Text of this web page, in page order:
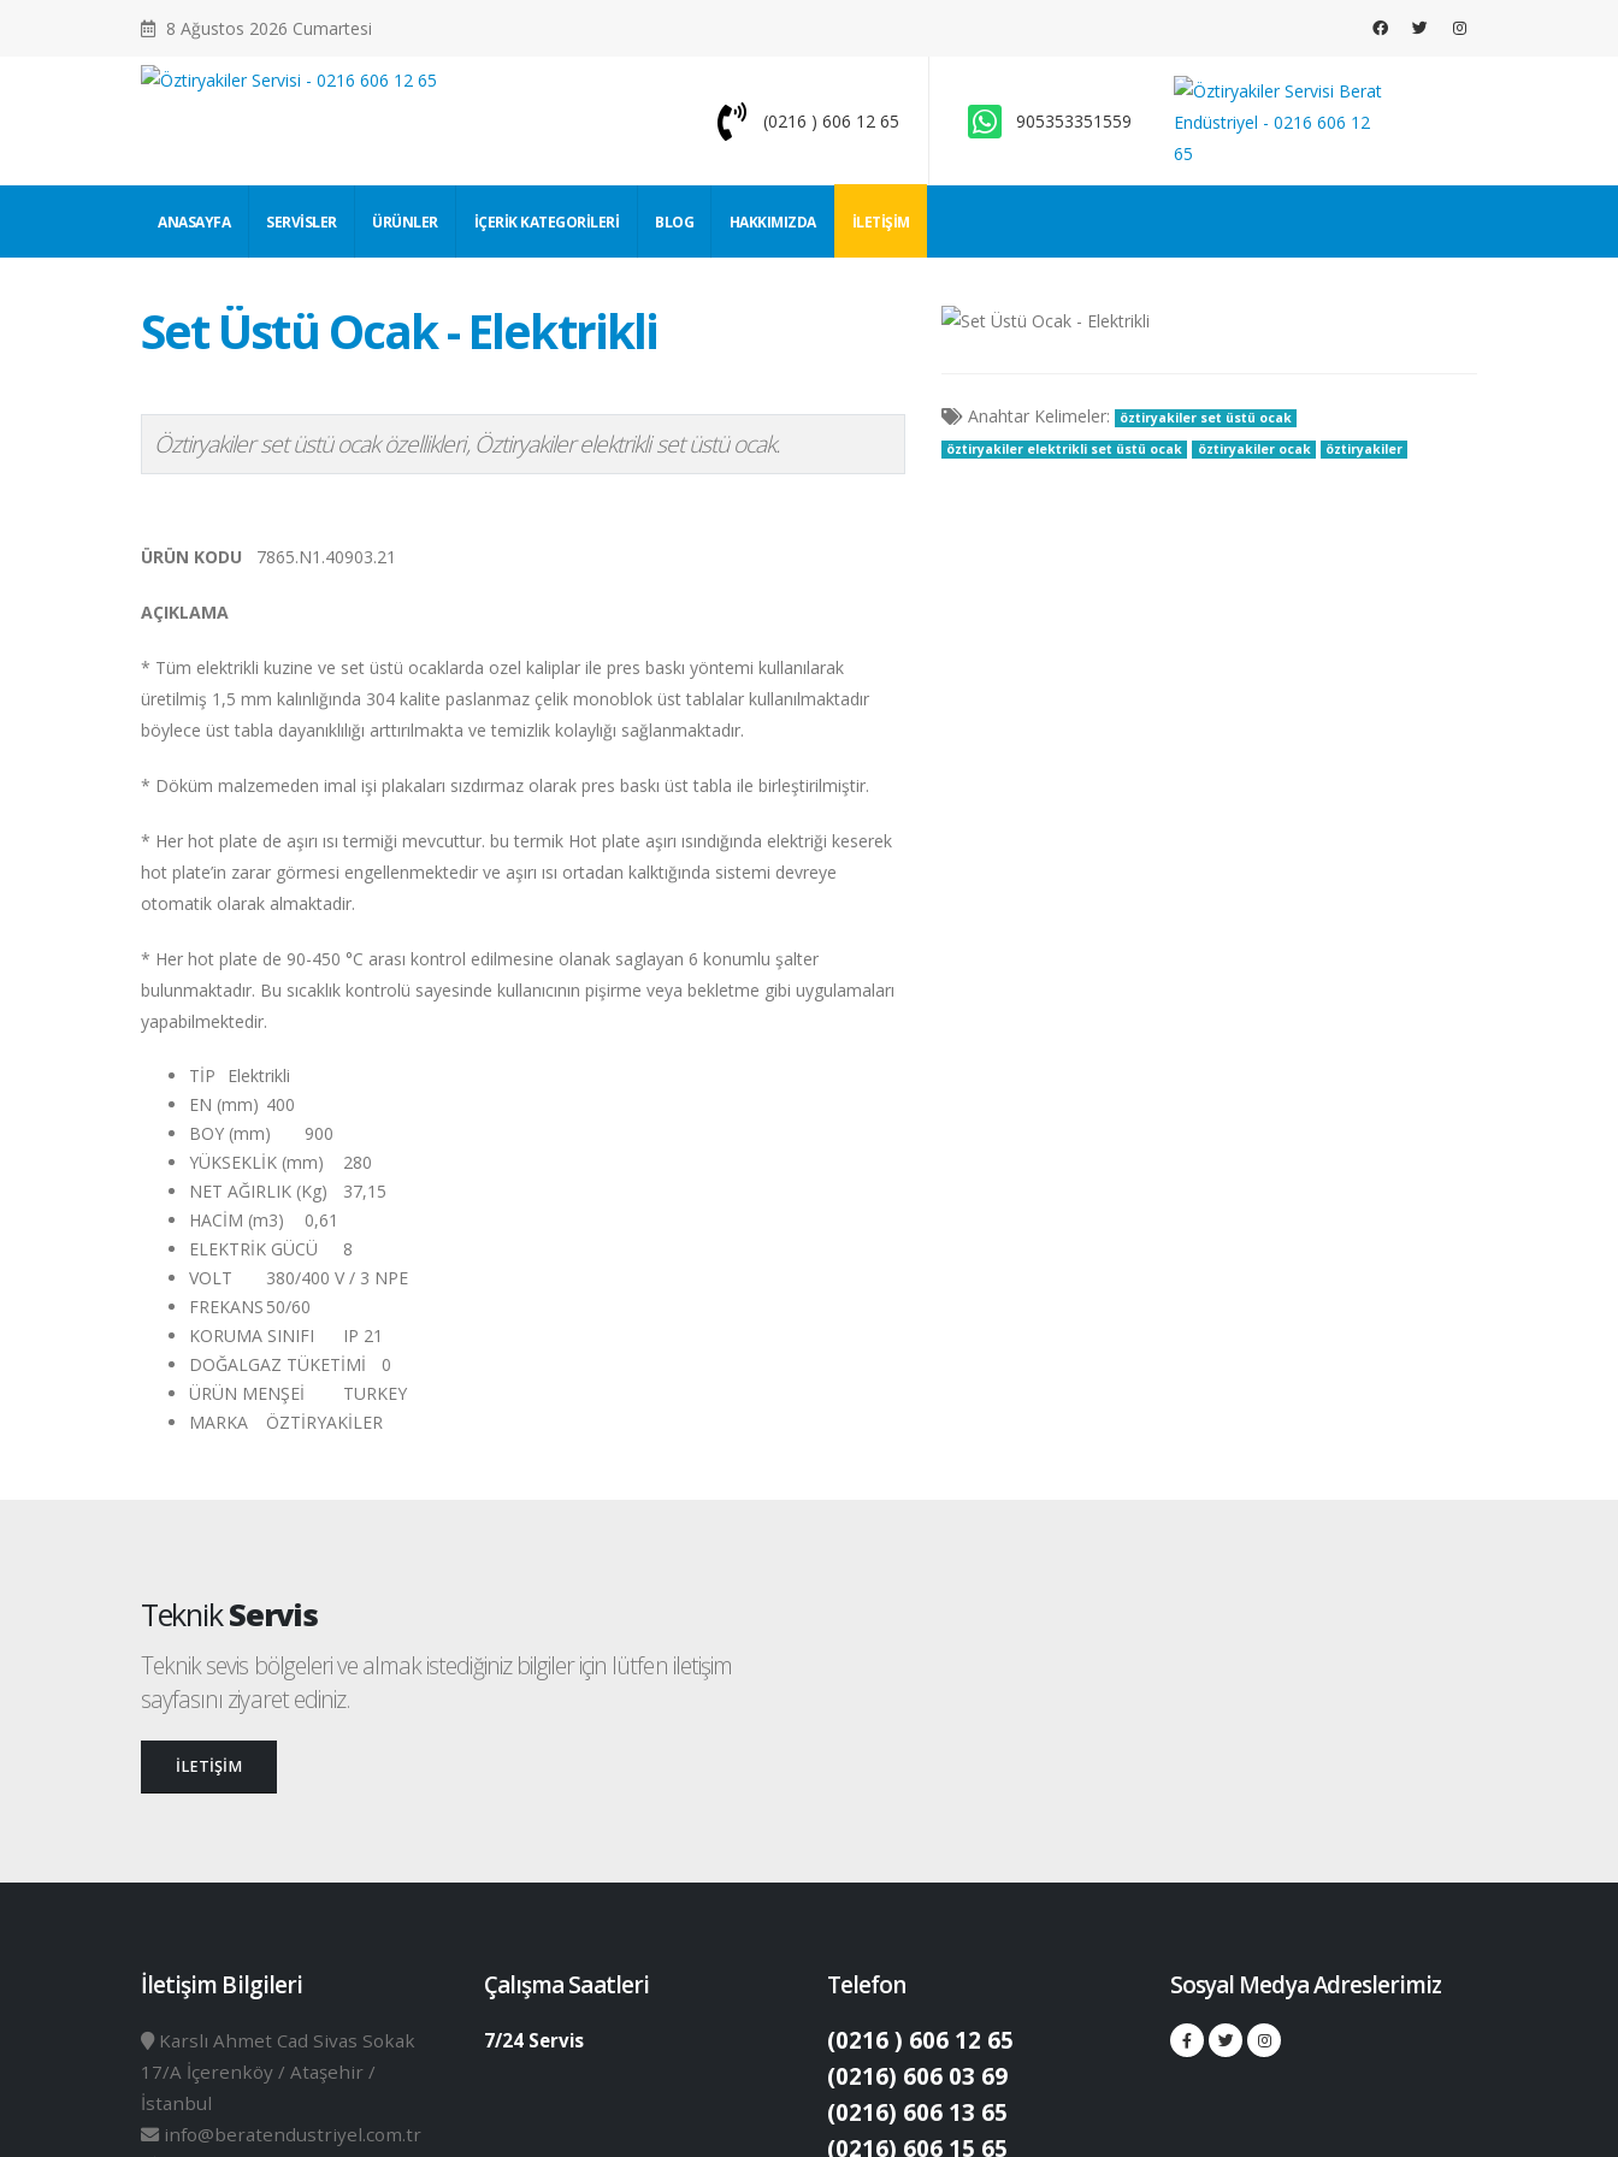
8 Ağustos 2026 Cumartesi
(0216 ) 606 12 65 905353351559
ANASAYFA SERVISLER ÜRÜNLER İÇERIK KATEGORILERI BLOG HAKKIMIZDA İLETIŞIM
Set Üstü Ocak - Elektrikli
Öztiryakiler set üstü ocak özellikleri, Öztiryakiler elektrikli set üstü ocak.
ÜRÜN KODU 7865.N1.40903.21
AÇIKLAMA
* Tüm elektrikli kuzine ve set üstü ocaklarda ozel kaliplar ile pres baskı yöntemi kullanılarak
üretilmiş 1,5 mm kalınlığında 304 kalite paslanmaz çelik monoblok üst tablalar kullanılmaktadır
böylece üst tabla dayanıklılığı arttırılmakta ve temizlik kolaylığı sağlanmaktadır.
* Döküm malzemeden imal işi plakaları sızdırmaz olarak pres baskı üst tabla ile birleştirilmiştir.
* Her hot plate de aşırı ısı termiği mevcuttur. bu termik Hot plate aşırı ısındığında elektriği keserek
hot plate’in zarar görmesi engellenmektedir ve aşırı ısı ortadan kalktığında sistemi devreye
otomatik olarak almaktadir.
* Her hot plate de 90-450 °C arası kontrol edilmesine olanak saglayan 6 konumlu şalter
bulunmaktadır. Bu sıcaklık kontrolü sayesinde kullanıcının pişirme veya bekletme gibi uygulamaları
yapabilmektedir.
TİP
Elektrikli
EN (mm) 400
BOY (mm)
900
YÜKSEKLİK (mm)
280
NET AĞIRLIK (Kg)
37,15
HACİM (m3)
0,61
ELEKTRİK GÜCÜ
8
VOLT
380/400 V / 3 NPE
FREKANS 50/60
KORUMA SINIFI
IP 21
DOĞALGAZ TÜKETİMİ
0
ÜRÜN MENŞEİ
TURKEY
MARKA
ÖZTİRYAKİLER
Anahtar Kelimeler:
öztiryakiler set üstü ocak
öztiryakiler elektrikli set üstü ocak
öztiryakiler ocak öztiryakiler
TeknikServis
Teknik sevis bölgeleri ve almak istediğiniz bilgiler için lütfen iletişim
sayfasını ziyaret ediniz.
İLETİŞİM
İletişim Bilgileri
Karslı Ahmet Cad Sivas Sokak
17/A İçerenköy / Ataşehir /
İstanbul
info@beratendustriyel.com.tr
Çalışma Saatleri
7/24 Servis
Telefon
(0216 ) 606 12 65
(0216) 606 03 69
(0216) 606 13 65
(0216) 606 15 65
Sosyal Medya Adreslerimiz